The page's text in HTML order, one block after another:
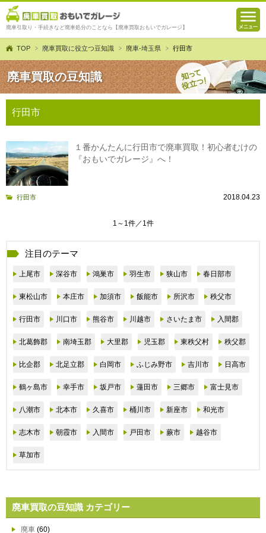
廃車引取り・手続きなど廃車処分のことなら【廃車買取おもいでガレージ】
TOP 廃車買取に役立つ豆知識 廃車-埼玉県 行田市
廃車買取の豆知識
行田市
１番かんたんに行田市で廃車買取！初心者むけの
『おもいでガレージ』へ！
行田市 2018.04.23
1～1件／1件
注目のテーマ
上尾市 深谷市 鴻巣市 羽生市 狭山市 春日部市
東松山市 本庄市 加須市 飯能市 所沢市 秩父市
行田市 川口市 熊谷市 川越市 さいたま市 入間郡
北葛飾郡 南埼玉郡 大里郡 児玉郡 東秩父村 秩父郡
比企郡 北足立郡 白岡市 ふじみ野市 吉川市 日高市
鶴ヶ島市 幸手市 坂戸市 蓮田市 三郷市 富士見市
八潮市 北本市 久喜市 桶川市 新座市 和光市
志木市 朝霞市 入間市 戸田市 蕨市 越谷市
草加市
廃車買取の豆知識 カテゴリー
廃車 (60)